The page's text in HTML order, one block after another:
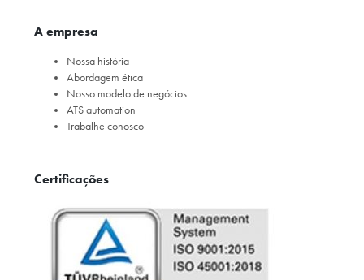
A empresa
Nossa história
Abordagem ética
Nosso modelo de negócios
ATS automation
Trabalhe conosco
Certificações